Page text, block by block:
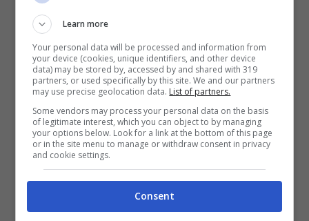
semplicemente plaid e copricuscini può
contribuire a dare al soggiorno un aspetto
più fresco e contemporaneo.
Grande importanza hanno poi le piante e i
fiori freschi, elementi che riescono a
cambiare immediatamente il colpo
d’occhio della stanza. Inserire piccoli vasi
Learn more
Your personal data will be processed and information from
your device (cookies, unique identifiers, and other device
data) may be stored by, accessed by and shared with 319
partners, or used specifically by this site. We and our partners
may use precise geolocation data. List of partners.
Some vendors may process your personal data on the basis
of legitimate interest, which you can object to by managing
your options below. Look for a link at the bottom of this page
or in the site menu to manage or withdraw consent in privacy
and cookie settings.
Consent